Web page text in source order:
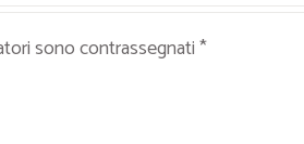
sono contrassegnati*